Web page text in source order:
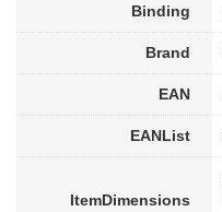
Binding
Brand
EAN
EANList
ItemDimensions